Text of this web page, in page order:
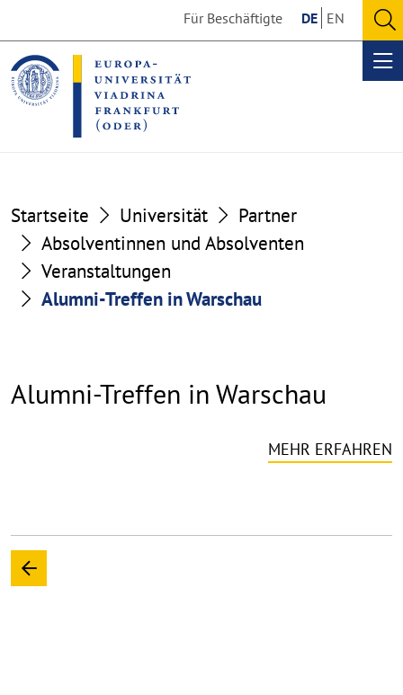
the
content
section
the
footer
section
Für Beschäftigte DE EN
Startseite Universität
Partner
Absolventinnen und Absolventen
Veranstaltungen
Alumni-Treffen in Warschau
Alumni-Treffen in Warschau
MEHR ERFAHREN